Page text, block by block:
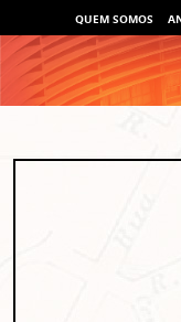
QUEM SOMOS